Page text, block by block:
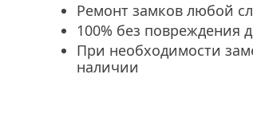
Ремонт замков любой
100% без повреждения
При необходимости
наличии